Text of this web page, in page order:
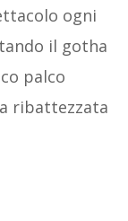
ogni
il gotha
palco
ribattezzata